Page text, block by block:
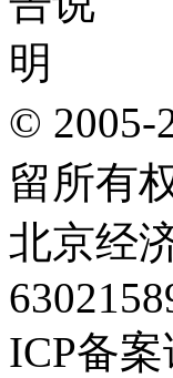
© 2005-
留所有
北京经
ICP备